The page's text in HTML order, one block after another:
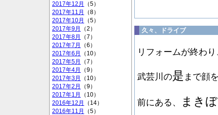
2017年12月
（5）
2017年11月
（8）
2017年10月
（5）
2017年9月
（2）
2017年8月
（7）
2017年7月
（6）
2017年6月
（10）
2017年5月
（7）
2017年4月
（9）
2017年3月
（10）
2017年2月
（9）
2017年1月
（10）
2016年12月
（14）
2016年11月
（5）
久々、ドライブ
リフォームが終わ
武芸川の是 まで顔
前にある、 まき